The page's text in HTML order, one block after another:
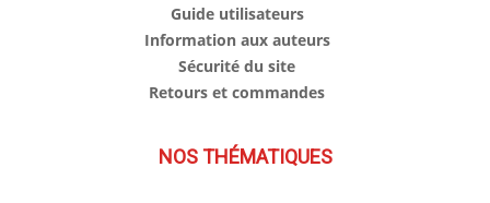
Guide utilisateurs
Information aux auteurs
Sécurité du site
Retours et commandes
NOS THÉMATIQUES